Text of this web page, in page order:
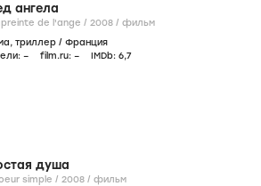
ангела
L'empreinte de l'ange / 2008 / фильм
, триллер / Франция
– film.ru: – IMDb: 6,7
душа
Un coeur simple / 2008 / фильм